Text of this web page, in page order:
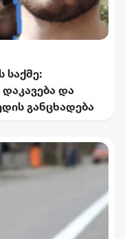
საქმე:
და
განცხადება